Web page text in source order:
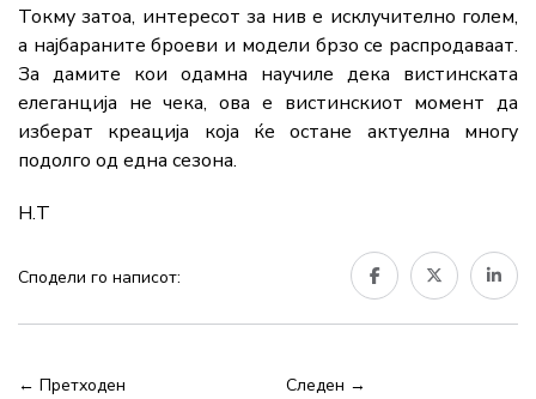
Токму затоа, интересот за нив е исклучително голем,
а најбараните броеви и модели брзо се распродаваат.
За дамите кои одамна научиле дека вистинската
елеганција не чека, ова е вистинскиот момент да
изберат креација која ќе остане актуелна многу
подолго од една сезона.
Н.Т
Сподели го написот:
← Претходен Следен →